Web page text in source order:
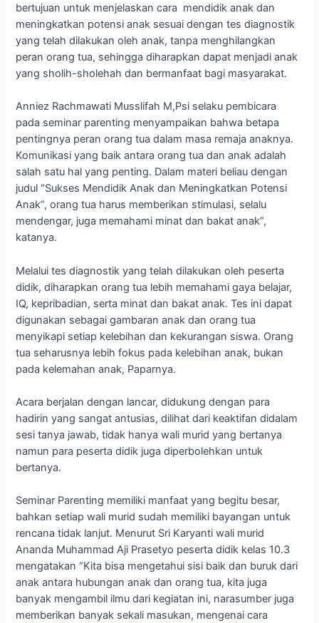
bertujuan untuk menjelaskan cara mendidik anak dan
meningkatkan potensi anak sesuai dengan tes diagnostik
yang telah dilakukan oleh anak, tanpa menghilangkan
peran orang tua, sehingga diharapkan dapat menjadi anak
yang sholih-sholehah dan bermanfaat bagi masyarakat.
Anniez Rachmawati Musslifah M,Psi selaku pembicara
pada seminar parenting menyampaikan bahwa betapa
pentingnya peran orang tua dalam masa remaja anaknya.
Komunikasi yang baik antara orang tua dan anak adalah
salah satu hal yang penting. Dalam materi beliau dengan
judul “Sukses Mendidik Anak dan Meningkatkan Potensi
Anak”, orang tua harus memberikan stimulasi, selalu
mendengar, juga memahami minat dan bakat anak”,
katanya.
Melalui tes diagnostik yang telah dilakukan oleh peserta
didik, diharapkan orang tua lebih memahami gaya belajar,
IQ, kepribadian, serta minat dan bakat anak. Tes ini dapat
digunakan sebagai gambaran anak dan orang tua
menyikapi setiap kelebihan dan kekurangan siswa. Orang
tua seharusnya lebih fokus pada kelebihan anak, bukan
pada kelemahan anak, Paparnya.
Acara berjalan dengan lancar, didukung dengan para
hadirin yang sangat antusias, dilihat dari keaktifan didalam
sesi tanya jawab, tidak hanya wali murid yang bertanya
namun para peserta didik juga diperbolehkan untuk
bertanya.
Seminar Parenting memiliki manfaat yang begitu besar,
bahkan setiap wali murid sudah memiliki bayangan untuk
rencana tidak lanjut. Menurut Sri Karyanti wali murid
Ananda Muhammad Aji Prasetyo peserta didik kelas 10.3
mengatakan “Kita bisa mengetahui sisi baik dan buruk dari
anak antara hubungan anak dan orang tua, kita juga
banyak mengambil ilmu dari kegiatan ini, narasumber juga
memberikan banyak sekali masukan, mengenai cara